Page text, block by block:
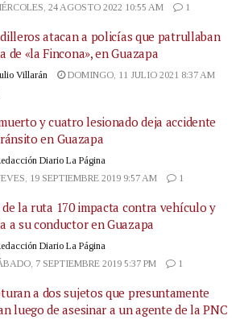
24 AGOSTO 2022 10:55 AM
1
atacan a policías que patrullaban
de «la Fincona», en Guazapa
Villarán
DOMINGO, 11 JULIO 2021 8:37 AM
y cuatro lesionado deja accidente
en Guazapa
Diario La Página
19 SEPTIEMBRE 2019 9:57 AM
1
de la ruta 170 impacta contra vehículo y
a su conductor en Guazapa
Diario La Página
7 SEPTIEMBRE 2019 5:37 PM
1
a dos sujetos que presuntamente
luego de asesinar a un agente de la PNC